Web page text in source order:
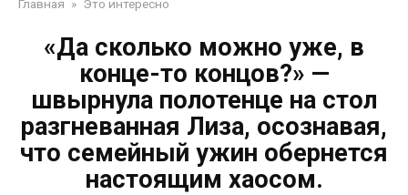
Главная » Это интересно
«Да сколько можно уже, в
конце-то концов?» —
швырнула полотенце на стол
разгневанная Лиза, осознавая,
что семейный ужин обернется
настоящим хаосом.